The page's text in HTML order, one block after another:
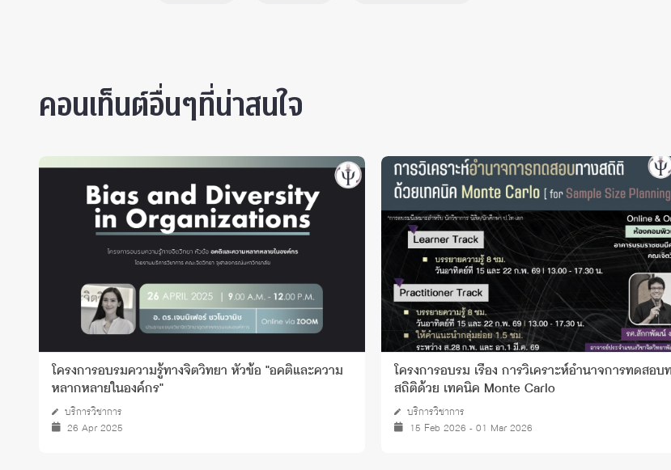
คอนเท็นต์อื่นๆที่น่าสนใจ
โครงการอบรมความรู้ทางจิตวิทยา หัวข้อ "อคติและความ
หลากหลายในองค์กร"
บริการวิชาการ
26 Apr 2025
โครงการอบรม เรื่อง การวิเคราะห์อํานาจการทดสอบ
สถิติด้วย เทคนิค Monte Carlo
บริการวิชาการ
15 Feb 2026 - 01 Mar 2026